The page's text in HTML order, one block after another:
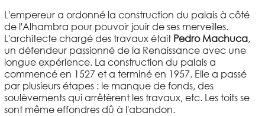
L'empereur a ordonné la construction du palais à côté
de l'Alhambra pour pouvoir jouir de ses merveilles.
L'architecte chargé des travaux était Pedro Machuca,
un défendeur passionné de la Renaissance avec une
longue expérience. La construction du palais a
commencé en 1527 et a terminé en 1957. Elle a passé
par plusieurs étapes : le manque de fonds, des
soulèvements qui arrêtèrent les travaux, etc. Les toits se
sont même effondres dû à l'abandon.